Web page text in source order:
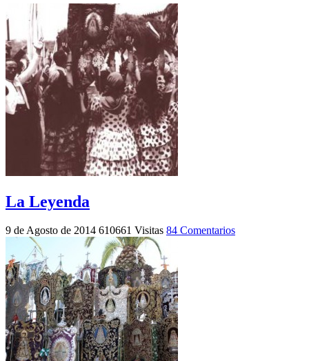
La Leyenda
9 de Agosto de 2014 610661 Visitas 84 Comentarios